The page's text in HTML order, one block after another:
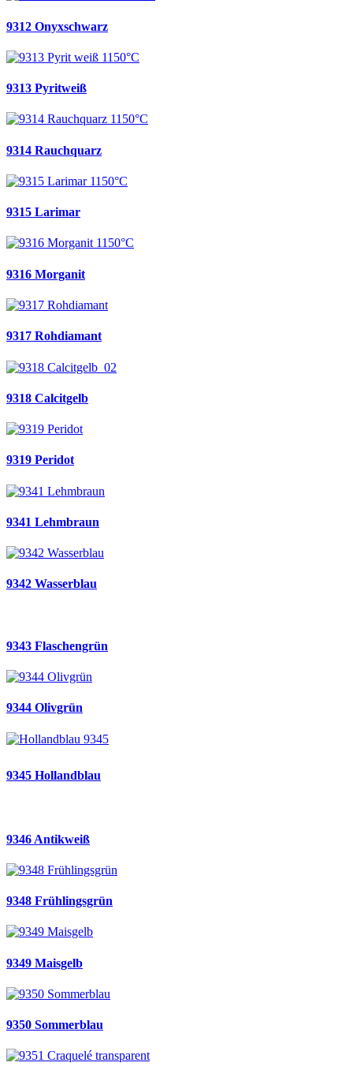
9312 Onyxschwarz
9313 Pyritweiß
9314 Rauchquarz
9315 Larimar
9316 Morganit
9317 Rohdiamant
9318 Calcitgelb
9319 Peridot
9341 Lehmbraun
9342 Wasserblau
9343 Flaschengrün
9344 Olivgrün
9345 Hollandblau
9346 Antikweiß
9348 Frühlingsgrün
9349 Maisgelb
9350 Sommerblau